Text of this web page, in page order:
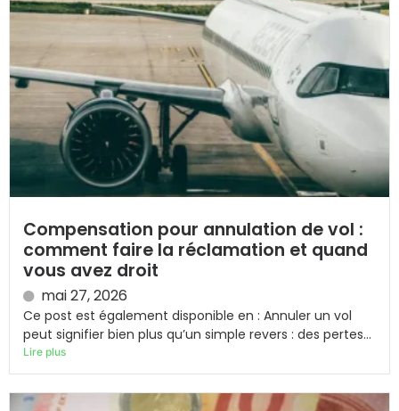
Compensation pour annulation de vol :
comment faire la réclamation et quand
vous avez droit
mai 27, 2026
Ce post est également disponible en : Annuler un vol
peut signifier bien plus qu’un simple revers : des pertes...
Lire plus